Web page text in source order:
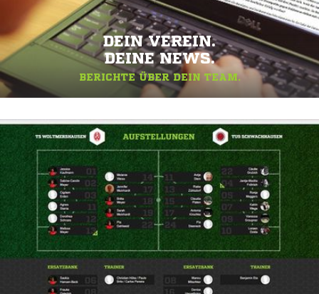
DEIN VEREIN.
DEINE NEWS.
BERICHTE ÜBER DEIN TEAM.